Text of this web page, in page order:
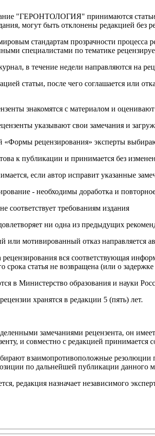
"ГЕРОНТОЛОГИЯ" принимаются статьи
могут быть отклонены редакцией без
стандартам прозрачности
специалистами по тематике
в течение недели направляются на
статьи, после чего соглашается или
знакомятся с материалом и
указывают свои замечания и
«Формы рецензирования» эксперты
к публикации и принимается без
если автор исправит указанные
- необходимы доработка и
соответствует требованиям издания
ни одна из предыдущих
или мотивированный отказ направляется
вся соответствующая
срока статья не возвращена (или о
в Министерство образования и науки
хранятся в редакции 5 (пять) лет.
замечаниями рецензента, он
и совместно с редакцией принимается
взаимопротивоположные резолюции
по дальнейшей публикации данного
редакция назначает независимого